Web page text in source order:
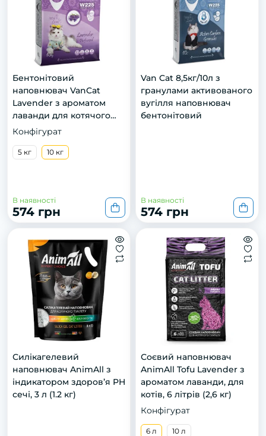
Бентонітовий
наповнювач VanCat
Lavender з ароматом
лаванди для котячого
туалету, 10 кг
Конфігурат
5 кг 10 кг
В наявності
574 грн
Van Cat 8,5кг/10л з
гранулами активованого
вугілля наповнювач
бентонітовий
В наявності
574 грн
Силікагелевий
наповнювач AnimAll з
індикатором здоров’я PH
сечі, 3 л (1.2 кг)
Соєвий наповнювач
AnimAll Tofu Lavender з
ароматом лаванди, для
котів, 6 літрів (2,6 кг)
Конфігурат
6 л 10 л